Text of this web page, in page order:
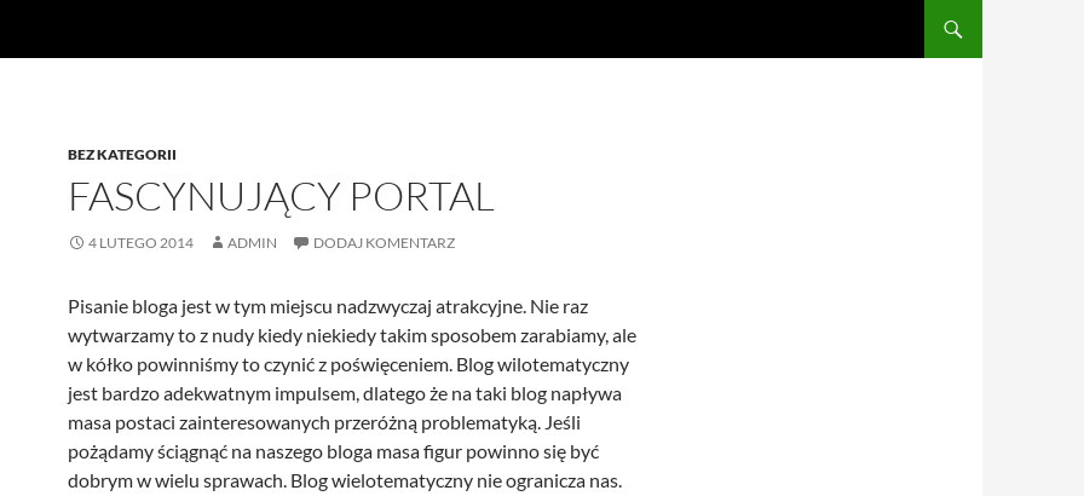
BEZ KATEGORII
FASCYNUJĄCY PORTAL
4 LUTEGO 2014 ADMIN DODAJ KOMENTARZ
Pisanie bloga jest w tym miejscu nadzwyczaj atrakcyjne. Nie raz
wytwarzamy to z nudy kiedy niekiedy takim sposobem zarabiamy, ale
w kółko powinniśmy to czynić z poświęceniem. Blog wilotematyczny
jest bardzo adekwatnym impulsem, dlatego że na taki blog napływa
masa postaci zainteresowanych przeróżną problematyką. Jeśli
pożądamy ściągnąć na naszego bloga masa figur powinno się być
dobrym w wielu sprawach. Blog wielotematyczny nie ogranicza nas.